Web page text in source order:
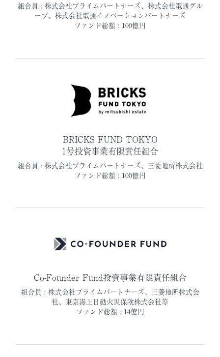
組合員 : 株式会社プライムパートナーズ、株式会社電通グル
ープ、株式会社電通イノベーションパートナーズ
ファンド総額 : 100億円
BRICKS FUND TOKYO
1号投資事業有限責任組合
組合員 : 株式会社プライムパートナーズ、三菱地所株式会社
ファンド総額 : 100億円
Co-Founder Fund投資事業有限責任組合
組合員 : 株式会社プライムパートナーズ、三菱地所株式会
社、東京海上日動火災保険株式会社等
ファンド総額 : 14億円